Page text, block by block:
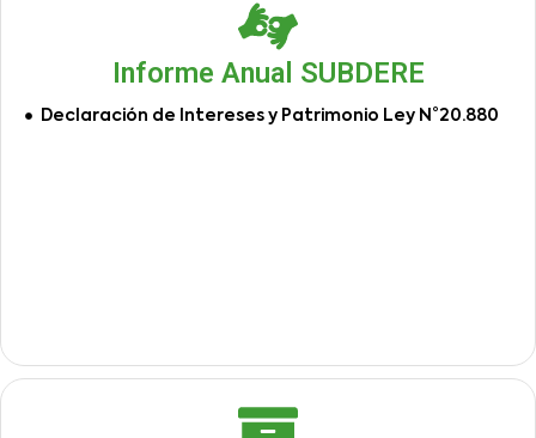
Informe Anual SUBDERE
Declaración de Intereses y Patrimonio Ley N°20.880